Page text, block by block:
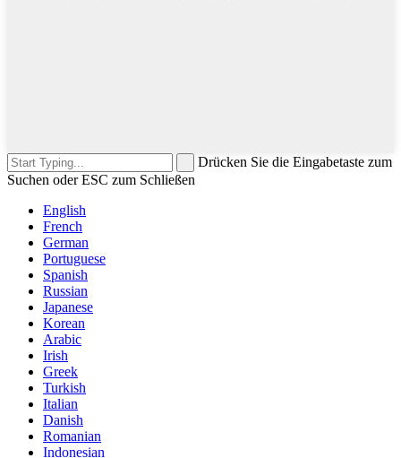
Drücken Sie die Eingabetaste zum
Suchen oder ESC zum Schließen
English
French
German
Portuguese
Spanish
Russian
Japanese
Korean
Arabic
Irish
Greek
Turkish
Italian
Danish
Romanian
Indonesian